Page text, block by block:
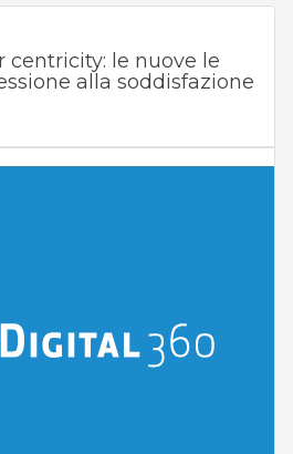
centricity: le nuove le
alla soddisfazione